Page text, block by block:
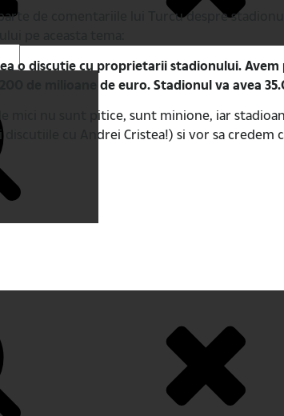
de comentariile lui Turcu despre
o discutie cu proprietarii stadionului. Avem
200 de milioane de euro. Stadionul va avea
mici nu sunt pitice, sunt minione, iar
cu Andrei Cristea!) si vor sa